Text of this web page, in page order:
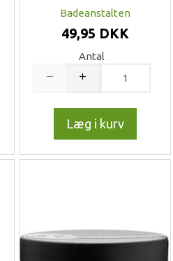
Badeanstalten
49,95 DKK
Antal
Læg i kurv